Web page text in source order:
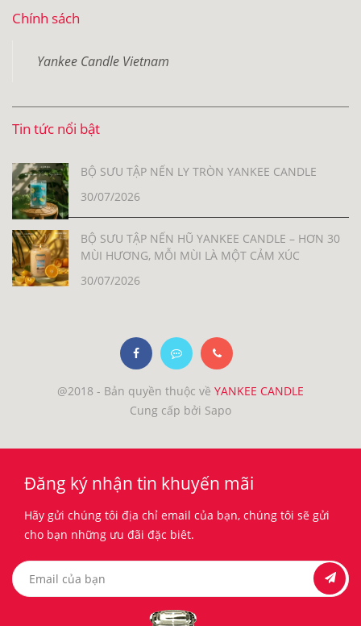
Chính sách
Yankee Candle Vietnam
Tin tức nổi bật
BỘ SƯU TẬP NẾN LY TRÒN YANKEE CANDLE
30/07/2026
BỘ SƯU TẬP NẾN HŨ YANKEE CANDLE – HƠN 30
MÙI HƯƠNG, MỖI MÙI LÀ MỘT CẢM XÚC
30/07/2026
@2018 - Bản quyền thuộc về YANKEE CANDLE
Cung cấp bởi Sapo
Đăng ký nhận tin khuyến mãi
Hãy gửi chúng tôi địa chỉ email của bạn, chúng tôi sẽ gửi
cho bạn những ưu đãi đặc biêt.